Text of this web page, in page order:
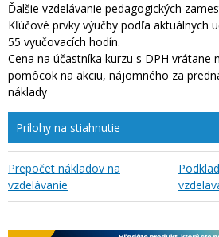
Ďalšie vzdelávanie pedagogických
Kľúčové prvky výučby podľa aktuálnych
55 vyučovacích hodín.
Cena na účastníka kurzu s DPH vrátane
pomôcok na akciu, nájomného za
náklady
Prílohy na stiahnutie
Prepočet nákladov na
vzdelávanie